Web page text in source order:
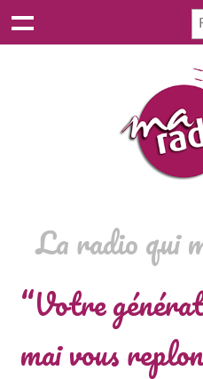
La radio qui
“Votre
mai vous